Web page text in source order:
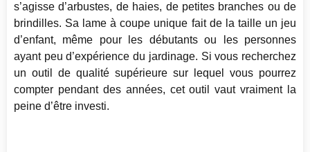
s’agisse d’arbustes, de haies, de petites branches ou de
brindilles. Sa lame à coupe unique fait de la taille un jeu
d’enfant, même pour les débutants ou les personnes
ayant peu d’expérience du jardinage. Si vous recherchez
un outil de qualité supérieure sur lequel vous pourrez
compter pendant des années, cet outil vaut vraiment la
peine d’être investi.